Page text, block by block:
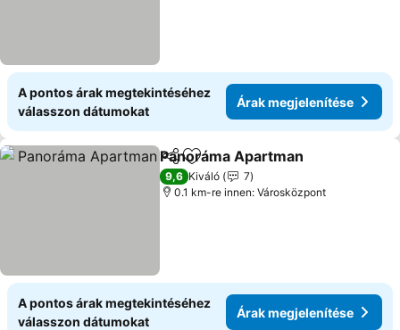
A pontos árak megtekintéséhez
válasszon dátumokat
Árak megjelenítése
Megosztás
Hozzáadás a kedvencekhez
Panoráma Apartman
9,6 Kiváló
7
0.1 km-re innen: Városközpont
A pontos árak megtekintéséhez
válasszon dátumokat
Árak megjelenítése